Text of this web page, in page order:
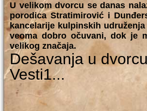
U velikom dvorcu se danas
porodica Stratimirović i
kancelarije kulpinskih
veoma dobro očuvani, dok je
velikog značaja.
Dešavanja u
Vesti1...